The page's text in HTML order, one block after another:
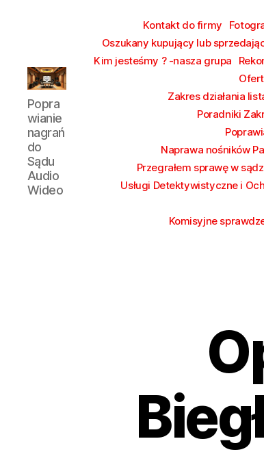
Poprawianie
nagrań
do
Sądu
Audio
Wideo
Popra
wianie
nagrań
do
Sądu
Audio
Wideo
Kontakt do firmy
Oszukany kupujący lub
Kim jesteśmy ? -nasza grupa
Zakres działania
Poradniki
Naprawa nośników
Przegrałem sprawę w
Usługi Detektywistyczne i
Komisyjne